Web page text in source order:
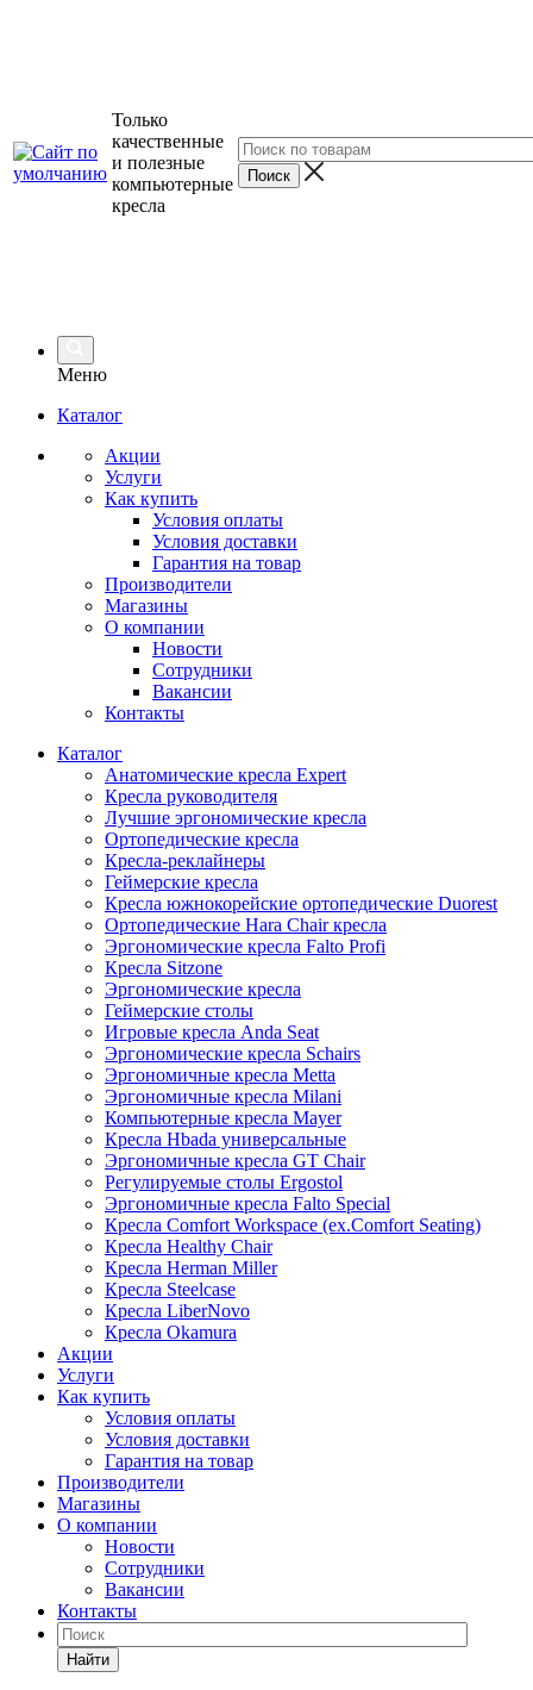
Только
качественные
и полезные
компьютерные
кресла
Меню
Каталог
Акции
Услуги
Как купить
Условия оплаты
Условия доставки
Гарантия на товар
Производители
Магазины
О компании
Новости
Сотрудники
Вакансии
Контакты
Каталог
Анатомические кресла Expert
Кресла руководителя
Лучшие эргономические кресла
Ортопедические кресла
Кресла-реклайнеры
Геймерские кресла
Кресла южнокорейские ортопедические Duorest
Ортопедические Hara Chair кресла
Эргономические кресла Falto Profi
Кресла Sitzone
Эргономические кресла
Геймерские столы
Игровые кресла Anda Seat
Эргономические кресла Schairs
Эргономичные кресла Metta
Эргономичные кресла Milani
Компьютерные кресла Mayer
Кресла Hbada универсальные
Эргономичные кресла GT Chair
Регулируемые столы Ergostol
Эргономичные кресла Falto Special
Кресла Comfort Workspace (ex.Comfort Seating)
Кресла Healthy Chair
Кресла Herman Miller
Кресла Steelcase
Кресла LiberNovo
Кресла Okamura
Акции
Услуги
Как купить
Условия оплаты
Условия доставки
Гарантия на товар
Производители
Магазины
О компании
Новости
Сотрудники
Вакансии
Контакты
Найти